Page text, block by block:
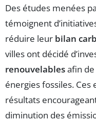
Des études menées
témoignent
réduire leur bilan
villes ont décidé
renouvelablesafin
énergies fossiles.
résultats
diminution des